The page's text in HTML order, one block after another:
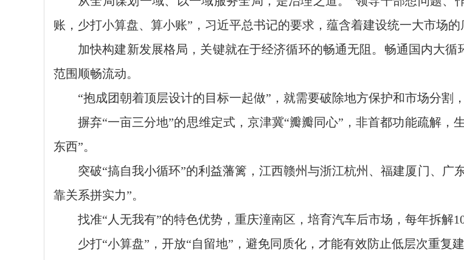
账，少打小算盘、算小账”，习近平总书记的要求，蕴含着建设统一大市场的
加快构建新发展格局，关键就在于经济循环的畅通无阻。畅通国内大
范围顺畅流动。
“抱成团朝着顶层设计的目标一起做”，就需要破除地方保护和市场分割
摒弃“一亩三分地”的思维定式，京津冀“瓣瓣同心”，非首都功能疏解
东西”。
突破“搞自我小循环”的利益藩篱，江西赣州与浙江杭州、福建厦门、
靠关系拼实力”。
找准“人无我有”的特色优势，重庆潼南区，培育汽车后市场，每年拆解
少打“小算盘”，开放“自留地”，避免同质化，才能有效防止低层次重复